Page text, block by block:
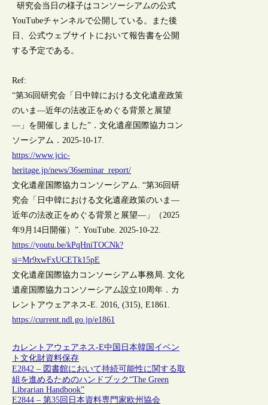
研究会当日の様子はコンソーシアムの公式
YouTubeチャンネルで公開している。また後
日、公式ウェブサイトにおいて報告書を公開
する予定である。
Ref:
“第36回研究会「日中韓における文化遺産政策
のいま―近年の法改正をめぐる背景と展望
―」を開催しました”．文化遺産国際協力コン
ソーシアム．2025-10-17.
https://www.jcic-
heritage.jp/news/36seminar_report/
文化遺産国際協力コンソーシアム. “第36回研
究会「日中韓における文化遺産政策のいま―
近年の法改正をめぐる背景と展望―」（2025
年9月14日開催）”. YouTube. 2025-10-22.
https://youtu.be/kPqHniTOCNk?
si=Mr9xwFxUCETk15pE
文化遺産国際協力コンソーシアム事務局. 文化
遺産国際協力コンソーシアム設立10周年．カ
レントアウェアネス-E. 2016, (315), E1861.
https://current.ndl.go.jp/e1861
カレントアウェアネス-E中国 日本韓国 イベン
ト文化財資料保存
E2842 – 図書館において持続可能性に関する取
組を進めるためのハンドブック“The Green
Librarian Handbook”
E2844 – 第35回日本資料専門家欧州協会